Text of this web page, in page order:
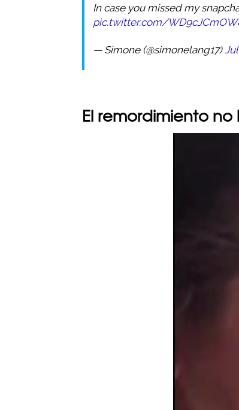
In case you missed my
pic.twitter.com/
— Simone (@simonelang17)
El remordimiento